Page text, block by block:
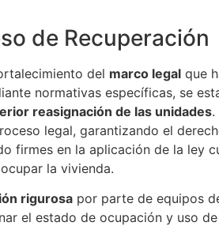
de Recuperación
del marco legal que
normativas específicas, se
reasignación de las unidades.
legal, garantizando el
firmes en la aplicación de la ley
la vivienda.
rigurosa por parte de equipos
el estado de ocupación y uso